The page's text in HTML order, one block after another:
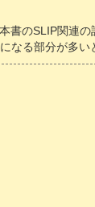
書のSLIP関連
なる部分が多い